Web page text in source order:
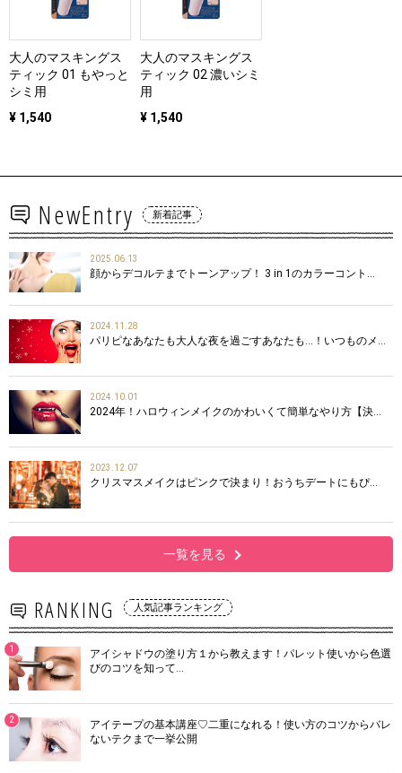
大人のマスキングス
ティック 01 もやっと
シミ用
¥ 1,540
大人のマスキングス
ティック 02 濃いシミ
用
¥ 1,540
NewEntry 新着記事
2025.06.13
顔からデコルテまでトーンアップ！ 3 in 1のカラーコント…
2024.11.28
パリピなあなたも大人な夜を過ごすあなたも…！いつものメ…
2024.10.01
2024年！ハロウィンメイクのかわいくて簡単なやり方【決…
2023.12.07
クリスマスメイクはピンクで決まり！おうちデートにもぴ…
一覧を見る
RANKING 人気記事ランキング
1
アイシャドウの塗り方１から教えます！パレット使いから色選
びのコツを知って…
2
アイテープの基本講座♡二重になれる！使い方のコツからバレ
ないテクまで一挙公開